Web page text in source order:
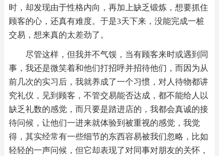
时，却发现由于性格内向，再加上缺乏锻炼，想要抓住
顾客的心，还真有难度。于是3天下来，没能完成一桩
交易，想来真的太差劲了。
尽管这样，但我并不气馁，当有顾客来时或遇到同
事，我还是微笑着和他们打招呼并招待他们，而因为从
前几次的实习后，我就养成了一个习惯，对人待物都讲
究礼仪，见到顾客，不管交易能否达成，都不能给人以
缺乏礼数的感觉，而只要是踏进店的，我都会真诚的接
待问候，让他们一进来就体验到被重视的感觉，我觉
得，其实经常有一些细节的东西容易被我们忽略，比如
轻轻的一声问候，但它却表现了对同事对朋友的关怀，